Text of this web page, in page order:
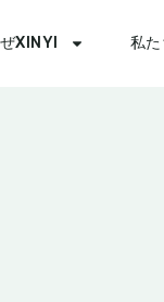
XINYI 私